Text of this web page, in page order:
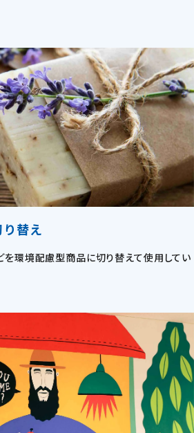
替え
環境配慮型商品に切り替えて使用してい